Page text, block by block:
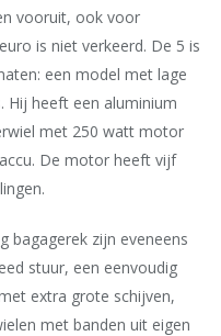
vooruit, ook voor
is niet verkeerd. De 5 is
een model met lage
Hij heeft een aluminium
met 250 watt motor
De motor heeft vijf
bagagerek zijn eveneens
stuur, een eenvoudig
extra grote schijven,
met banden uit eigen